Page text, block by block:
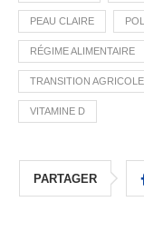
PEAU CLAIRE
RÉGIME ALIMENTAIRE
TRANSITION AGRICOLE
VITAMINE D
PARTAGER